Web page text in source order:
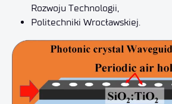
Rozwoju Technologii,
Politechniki Wrocławskiej.